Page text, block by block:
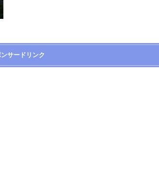
サードリンク